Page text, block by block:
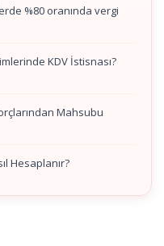
%80 oranında vergi
KDV İstisnası?
Mahsubu
Hesaplanır?